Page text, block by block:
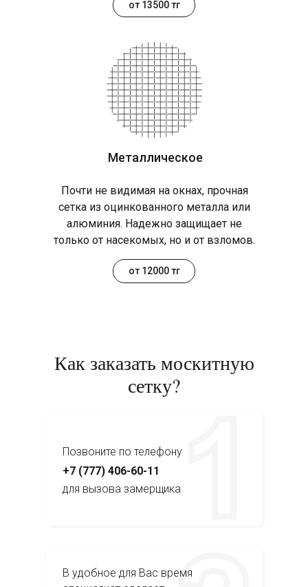
Металлическое
Почти не видимая на окнах, прочная
сетка из оцинкованного металла или
алюминия. Надежно защищает не
только от насекомых, но и от взломов.
от 13500 тг
от 12000 тг
Как заказать москитную
сетку?
Позвоните по телефону
В удобное для Вас время
+7 (777) 406-60-11
для вызова замерщика